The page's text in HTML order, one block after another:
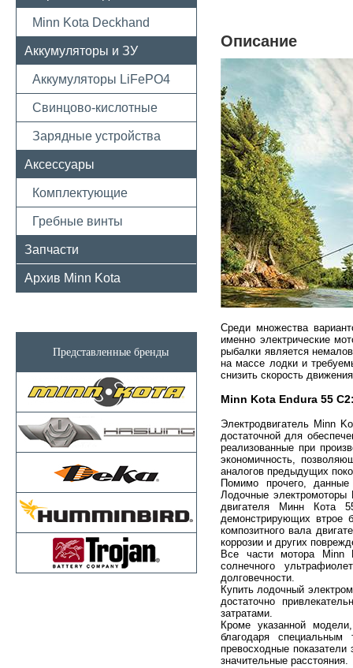
Minn Kota Deckhand
Аккумуляторы и ЗУ
Аккумуляторы LiFePO4
Свинцово-кислотные
Зарядные устройства
Аксессуары
Комплектующие
Гребные винты
Запчасти
Архив Minn Kota
Представленные бренды
Описание
Среди множества
именно электрические
рыбалки является
на массе лодки и
снизить скорость
Minn Kota Endura 55
Электродвигатель Minn
достаточной для
реализованные при
экономичность,
аналогов предыдущих
Помимо прочего,
Лодочные
двигателя Минн Кота
демонстрирующих втрое
композитного вала
коррозии и других
Все части мотора Minn
солнечного
долговечности.
Купить лодочный
достаточно
затратами.
Кроме указанной
благодаря специальным
превосходные
значительные расстояния.